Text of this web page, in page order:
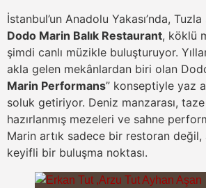
İstanbul’un Anadolu Yakası’nda,
Dodo Marin Balık Restaurant, köklü
şimdi canlı müzikle buluşturuyor.
akla gelen mekânlardan biri olan
Marin Performans” konseptiyle yaz
soluk getiriyor. Deniz manzarası, taze
hazırlanmış mezeleri ve sahne
Marin artık sadece bir restoran değil,
keyifli bir buluşma noktası.